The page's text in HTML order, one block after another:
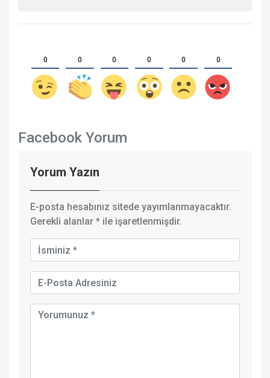
0 0 0 0 0 0
Facebook Yorum
Yorum Yazın
E-posta hesabınız sitede yayımlanmayacaktır.
Gerekli alanlar * ile işaretlenmişdir.